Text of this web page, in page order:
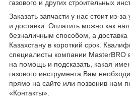
газового и других строительных
Заказать запчасти у нас стоит из-
и доставки. Оплатить можно как
безналичным способом, а доставка
Казахстану в короткий срок.
специалисты компании MasterBRO
на помощь и подсказать, какая
газового инструмента Вам
прямо на сайте или позвонив нам
«Контакты».